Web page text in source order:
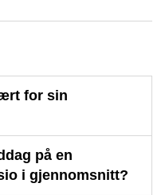
for sin
på en
i gjennomsnitt?